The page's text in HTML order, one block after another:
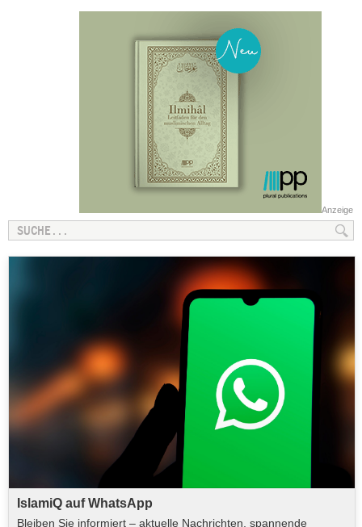
Anzeige
IslamiQ auf WhatsApp
Bleiben Sie informiert – aktuelle Nachrichten, spannende